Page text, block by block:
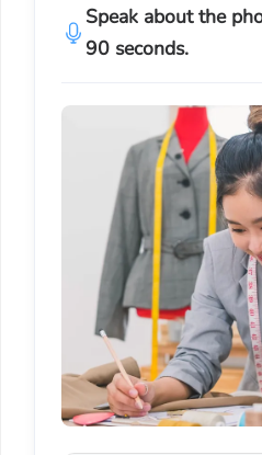
Speak about the
90 seconds.